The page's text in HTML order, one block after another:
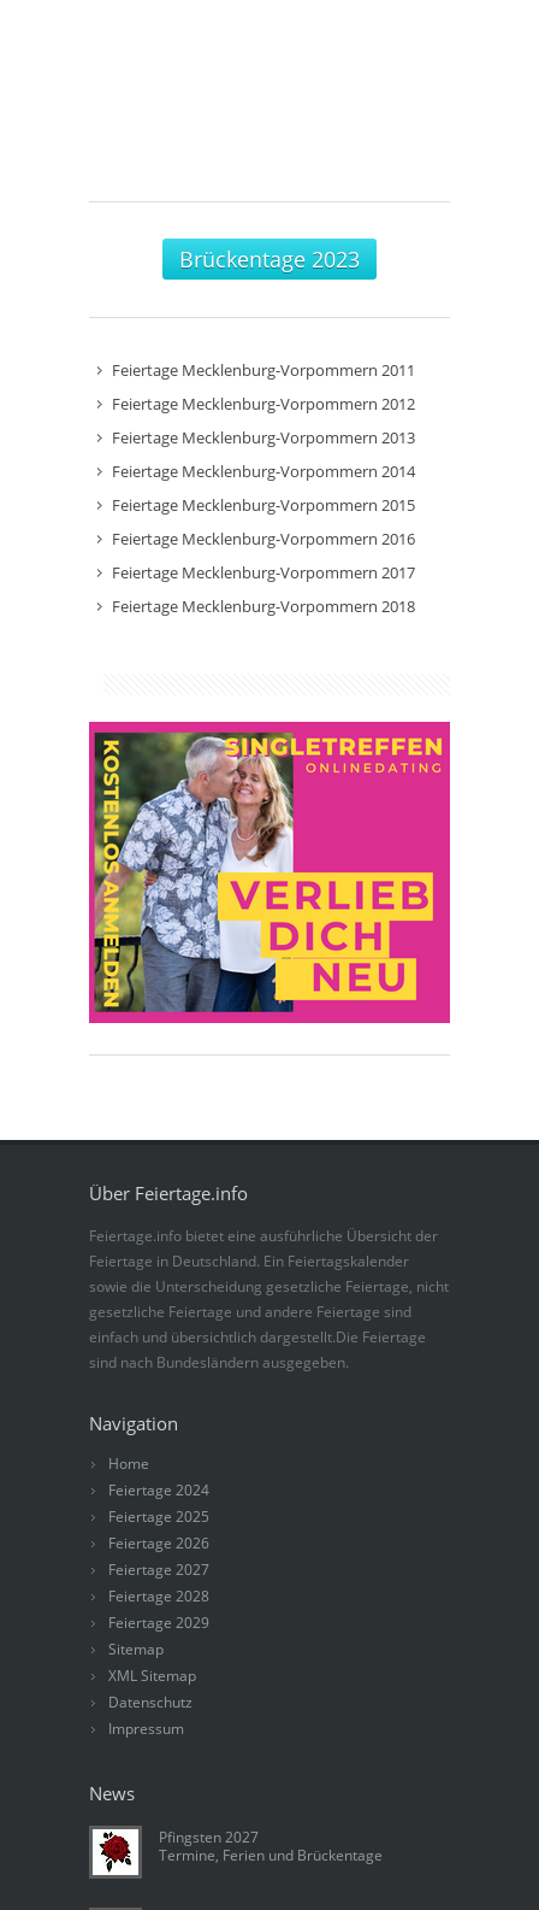
Brückentage 2023
Feiertage Mecklenburg-Vorpommern 2011
Feiertage Mecklenburg-Vorpommern 2012
Feiertage Mecklenburg-Vorpommern 2013
Feiertage Mecklenburg-Vorpommern 2014
Feiertage Mecklenburg-Vorpommern 2015
Feiertage Mecklenburg-Vorpommern 2016
Feiertage Mecklenburg-Vorpommern 2017
Feiertage Mecklenburg-Vorpommern 2018
Über Feiertage.info
Feiertage.info bietet eine ausführliche Übersicht der
Feiertage in Deutschland. Ein Feiertagskalender
sowie die Unterscheidung gesetzliche Feiertage, nicht
gesetzliche Feiertage und andere Feiertage sind
einfach und übersichtlich dargestellt.Die Feiertage
sind nach Bundesländern ausgegeben.
Navigation
Home
Feiertage 2024
Feiertage 2025
Feiertage 2026
Feiertage 2027
Feiertage 2028
Feiertage 2029
Sitemap
XML Sitemap
Datenschutz
Impressum
News
Pfingsten 2027
Termine, Ferien und Brückentage